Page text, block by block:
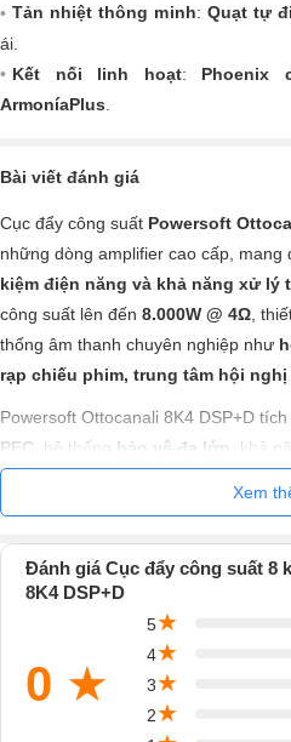
Tản nhiệt thông minh: Quạt tự
ái.
Kết nối linh hoạt: Phoenix
ArmoníaPlus.
Bài viết đánh giá
Cục đẩy công suất Powersoft
những dòng amplifier cao cấp, mang
kiệm điện năng và khả năng xử lý
công suất lên đến 8.000W @ 4Ω,
thống âm thanh chuyên nghiệp như
rạp chiếu phim, trung tâm hội
Powersoft Ottocanali 8K4 DSP+D
PFC , hệ thống bảo vệ đa lớp
, khả
ArmoníaPlus
và đảm bảo chất lượng âm thanh
1. Nguồn Cung Cấp
Hiệu Suất Cao, Tiết Kiệm
Công nghệ nguồn chuyển mạch
Power Supply)
Xem
Đánh giá Cục đẩy công suất 8
8K4 DSP+D
0 ★
5★
4★
3★
2★